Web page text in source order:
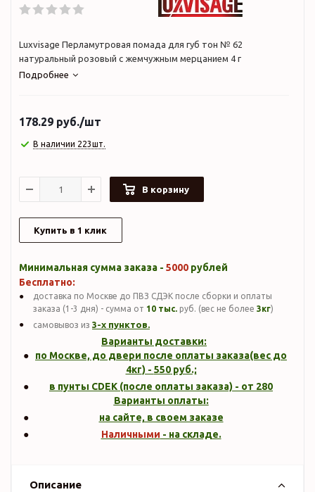
Luxvisage Перламутровая помада для губ тон № 62
натуральный розовый с жемчужным мерцанием 4 г
Подробнее
178.29 руб./шт
В наличии 223шт.
В корзину
Купить в 1 клик
Минимальная сумма заказа - 5000 рублей
Бесплатно:
доставка по Москве до ПВЗ СДЭК после сборки и оплаты
заказа (1-3 дня) - сумма от 10 тыс. руб. (вес не более 3кг)
самовывоз из 3-х пунктов.
Варианты доставки:
по Москве, до двери после оплаты заказа(вес до
4кг) - 550руб.;
в пунты CDEK (после оплаты заказа) - от 280
Варианты оплаты:
на сайте, в своем заказе
Наличными - на складе.
Описание